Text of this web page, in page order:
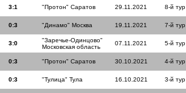
3:1 "Протон" Саратов 29.11.2021 8-й тур
0:3 "Динамо" Москва 19.11.2021 7-й тур
3:0
"Заречье-Одинцово"
Московская область
07.11.2021 5-й тур
0:3 "Протон" Саратов 30.10.2021 4-й тур
0:3 "Тулица" Тула 16.10.2021 3-й тур